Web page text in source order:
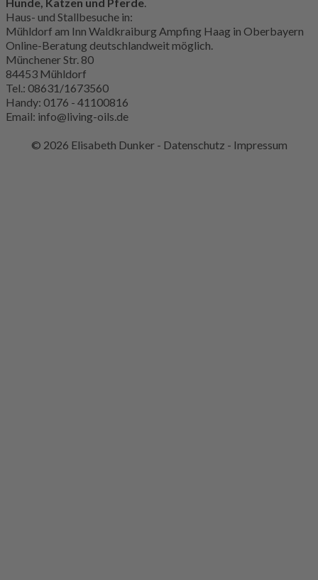
Haus- und Stallbesuche in:
Mühldorf am Inn Waldkraiburg Ampfing Haag in Oberbayern
Online-Beratung deutschlandweit möglich.
Münchener Str. 80
84453 Mühldorf
Tel.: 08631/1673560
Handy: 0176 - 41100816
Email: info@living-oils.de
© 2026 Elisabeth Dunker - Datenschutz - Impressum